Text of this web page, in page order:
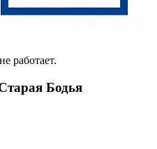
работает.
Бодья